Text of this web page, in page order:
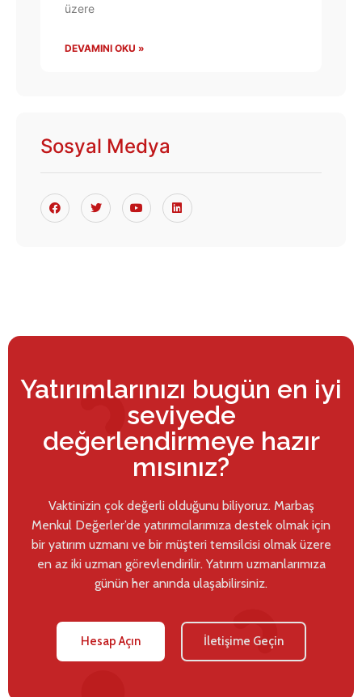
üzere
DEVAMINI OKU »
Sosyal Medya
Yatırımlarınızı bugün en iyi
seviyede
değerlendirmeye hazır
mısınız?
Vaktinizin çok değerli olduğunu biliyoruz. Marbaş
Menkul Değerler’de yatırımcılarımıza destek olmak için
bir yatırım uzmanı ve bir müşteri temsilcisi olmak üzere
en az iki uzman görevlendirilir. Yatırım uzmanlarımıza
günün her anında ulaşabilirsiniz.
Hesap Açın İletişime Geçin